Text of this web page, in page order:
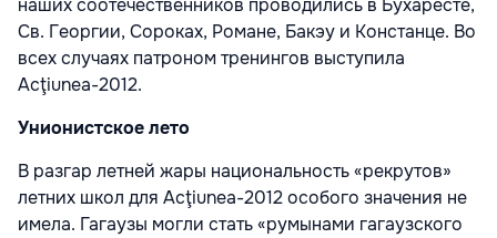
наших соотечественников проводились в Бухаресте,
Св. Георгии, Сороках, Романе, Бакэу и Констанце. Во
всех случаях патроном тренингов выступила
Acţiunea-2012.
Унионистское лето
В разгар летней жары национальность «рекрутов»
летних школ для Acţiunea-2012 особого значения не
имела. Гагаузы могли стать «румынами гагаузского